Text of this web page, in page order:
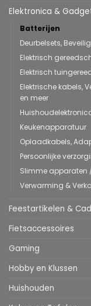
Elektronica &
Batterijen
Deurbelsets,
Elektrisch
Elektrisch
Elektrische kabels,
en meer
Keukenapparatuur
Oplaadkabels,
Persoonlijke
Slimme apparaten /
Verwarming &
Feestartikelen &
Fietsaccessoires
Gaming
Hobby en Klussen
Huishouden